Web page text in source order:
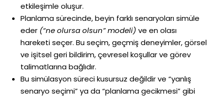
etkileşimle oluşur.
Planlama sürecinde, beyin farklı senaryoları simüle
eder (“ne olursa olsun” modeli) ve en olası
hareketi seçer. Bu seçim, geçmiş deneyimler, görsel
ve işitsel geri bildirim, çevresel koşullar ve görev
talimatlarına bağlıdır.
Bu simülasyon süreci kusursuz değildir ve “yanlış
senaryo seçimi” ya da “planlama gecikmesi” gibi